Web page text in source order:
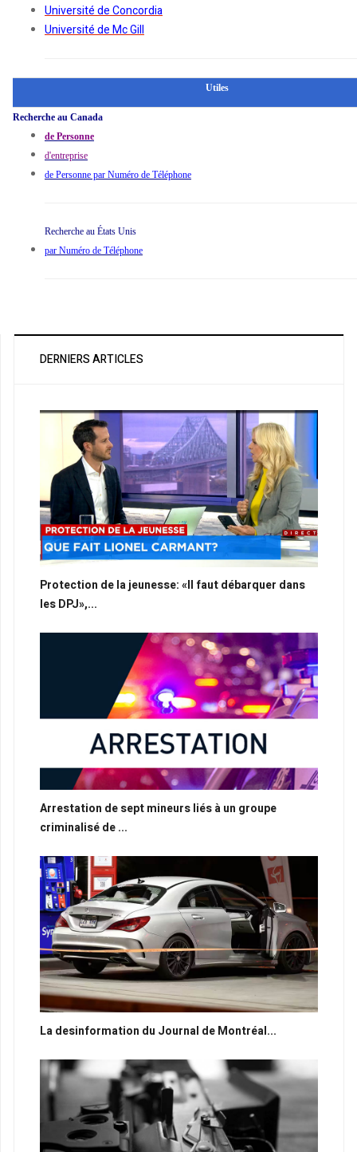
Université de Concordia
Université de Mc Gill
Utiles
Recherche au Canada
de Personne
d'entreprise
de Personne par Numéro de Téléphone
Recherche au États Unis
par Numéro de Téléphone
DERNIERS ARTICLES
Protection de la jeunesse: «Il faut débarquer dans
les DPJ»,...
Arrestation de sept mineurs liés à un groupe
criminalisé de ...
La desinformation du Journal de Montréal...